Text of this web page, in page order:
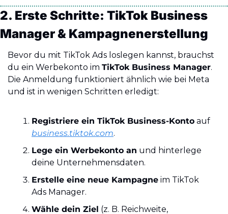
2. Erste Schritte: TikTok Business
Manager & Kampagnenerstellung
Bevor du mit TikTok Ads loslegen kannst, brauchst
du ein Werbekonto im TikTok Business Manager.
Die Anmeldung funktioniert ähnlich wie bei Meta
und ist in wenigen Schritten erledigt:
Registriere ein TikTok Business-Konto
business.tiktok.com.
Lege ein Werbekonto an und hinterlege
deine Unternehmensdaten.
Erstelle eine neue Kampagne im TikTok
Ads Manager.
Wähle dein Ziel (z. B. Reichweite,